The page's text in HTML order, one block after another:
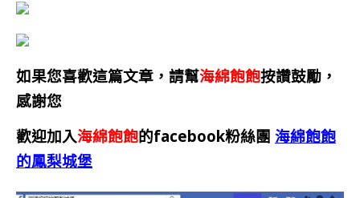
如果您喜歡這篇文章，請幫海綿飽飽按讚鼓勵，
感謝您
歡迎加入海綿飽飽的facebook粉絲團 海綿飽飽
的鳳梨城堡